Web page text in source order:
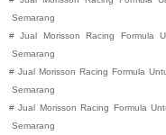
Semarang
# Jual Morisson Racing Formula
Semarang
# Jual Morisson Racing Formula
Semarang
# Jual Morisson Racing Formula
Semarang